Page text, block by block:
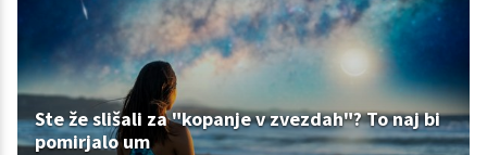
Ste že slišali za "kopanje v zvezdah"? To naj bi
pomirjalo um